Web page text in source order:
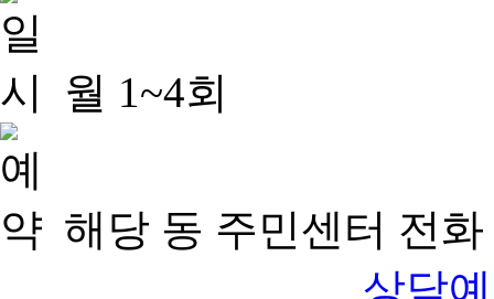
월 1~4회
해당 동 주민센터 전
상담